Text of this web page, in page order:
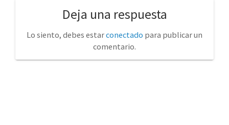
Deja una respuesta
Lo siento, debes estarconectado para publicar un
comentario.